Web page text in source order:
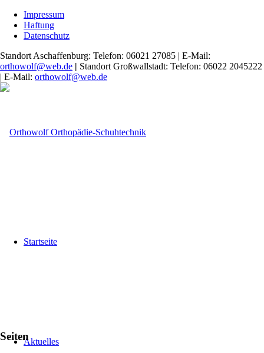
Impressum
Haftung
Datenschutz
Standort Aschaffenburg: Telefon: 06021 27085 | E-Mail:
orthowolf@web.de | Standort Großwallstadt: Telefon: 06022 2045222
| E-Mail: orthowolf@web.de
Startseite
Aktuelles
Seiten